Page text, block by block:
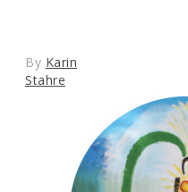
By Karin
Stahre